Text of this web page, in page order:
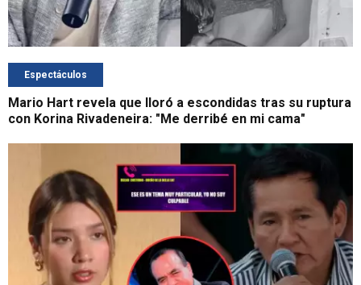
Espectáculos
Mario Hart revela que lloró a escondidas tras su ruptura
con Korina Rivadeneira: "Me derribé en mi cama"